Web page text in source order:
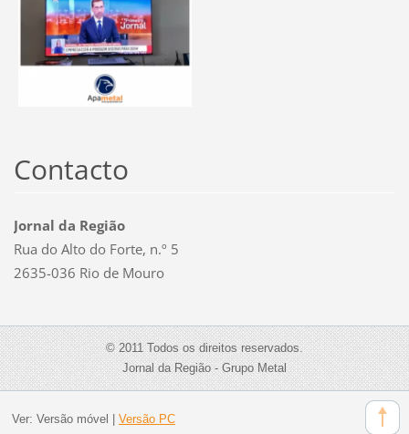
Contacto
Jornal da Região
Rua do Alto do Forte, n.º 5
2635-036 Rio de Mouro
© 2011 Todos os direitos reservados.
Jornal da Região - Grupo Metal
Ver: Versão móvel | Versão PC